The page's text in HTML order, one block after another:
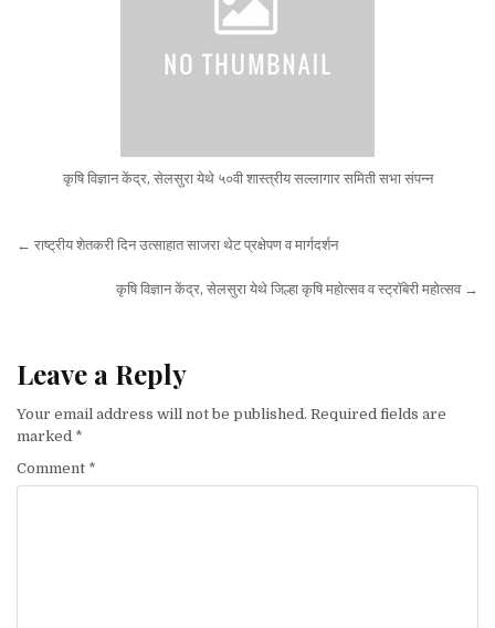
कृषि विज्ञान केंद्र, सेलसुरा येथे ५०वी शास्त्रीय सल्लागार समिती सभा संपन्न
Post navigation
← राष्ट्रीय शेतकरी दिन उत्साहात साजरा थेट प्रक्षेपण व मार्गदर्शन
कृषि विज्ञान केंद्र, सेलसुरा येथे जिल्हा कृषि महोत्सव व स्ट्रॉबेरी महोत्सव →
Leave a Reply
Your email address will not be published. Required fields are
marked *
Comment *